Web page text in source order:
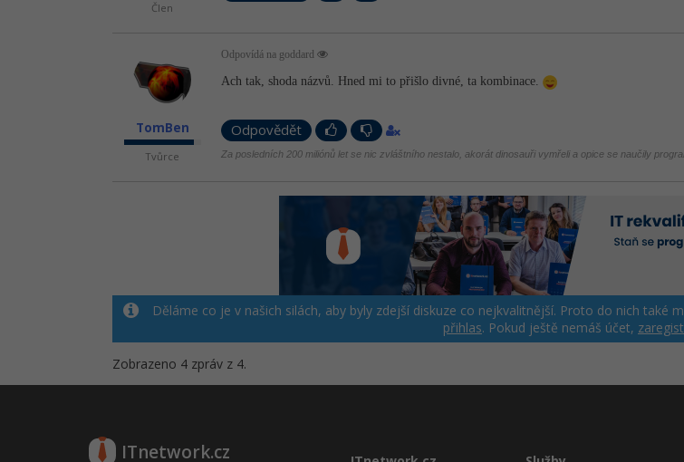
Člen
TomBen
Tvůrce
Odpovídá na goddard
Ach tak, shoda názvů. Hned mi to přišlo divné, ta kombinace.
Odpovědět
Za posledních 200 miliónů let se nic zvláštního nestalo, akorát dinosauři vymřeli a opice se naučily
Děláme co je v našich silách, aby byly zdejší diskuze co nejkvalitnější. Proto do nich také
přihlas. Pokud ještě nemáš účet,
Zobrazeno 4 zpráv z 4.
ITnetwork.cz